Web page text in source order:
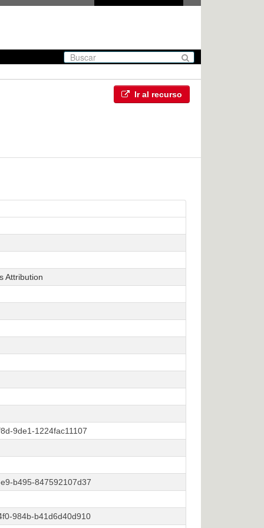
Ir al recurso
Attribution
9de1-1224fac11107
b495-847592107d37
984b-b41d6d40d910